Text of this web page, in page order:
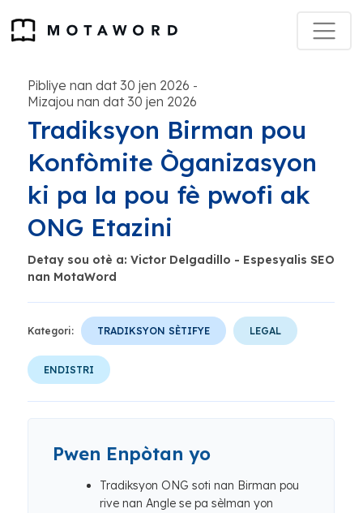
Pibliye nan dat 30 jen 2026 -
Mizajou nan dat 30 jen 2026
Tradiksyon Birman pou
Konfòmite Òganizasyon
ki pa la pou fè pwofi ak
ONG Etazini
Detay sou otè a: Victor Delgadillo - Espesyalis SEO
nan MotaWord
Kategori: TRADIKSYON SÈTIFYE LEGAL
ENDISTRI
Pwen Enpòtan yo
Tradiksyon ONG soti nan Birman pou
rive nan Angle se pa sèlman yon